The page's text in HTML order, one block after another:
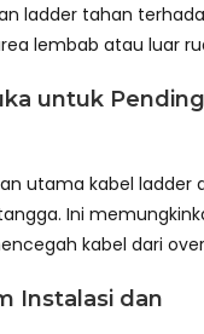
ladder tahan
lembab atau luar
untuk
utama kabel ladder
Ini
kabel dari
Instalasi dan